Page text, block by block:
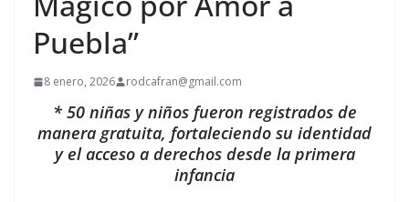
Puebla”
8 enero, 2026 rodcafran@gmail.com
* 50 niñas y niños fueron registrados de
manera gratuita, fortaleciendo su identidad
y el acceso a derechos desde la primera
infancia